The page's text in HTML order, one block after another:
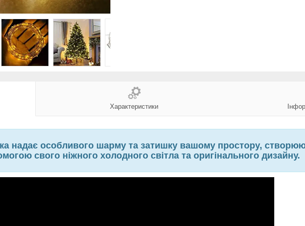
Характеристики
надає особливого шарму та затишку вашому простору,
свого ніжного холодного світла та оригінального дизайну.